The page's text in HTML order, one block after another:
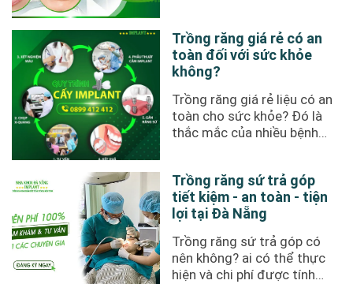
Trồng răng giá rẻ có an
toàn đối với sức khỏe
không?
Trồng răng giá rẻ liệu có an
toàn cho sức khỏe? Đó là
thắc mắc của nhiều bệnh
Trồng răng sứ trả góp
tiết kiệm - an toàn - tiện
lợi tại Đà Nẵng
Trồng răng sứ trả góp có
nên không? ai có thể thực
hiện và chi phí được tính